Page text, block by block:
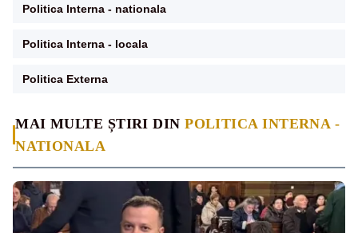
MAI MULTE ȘTIRI DINPOLITICA INTERNA -
NATIONALA
Politica Interna - nationala
Politica Interna - locala
Politica Externa